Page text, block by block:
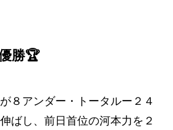
勝🏆
８アンダー・トータルー２４
ばし、前日首位の河本力を２